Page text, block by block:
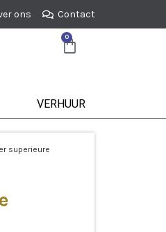
ons Contact
0
VERHUUR
superieure